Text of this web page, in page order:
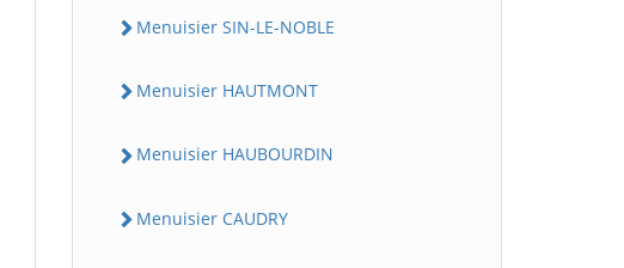
Menuisier SIN-LE-NOBLE
Menuisier HAUTMONT
Menuisier HAUBOURDIN
Menuisier CAUDRY